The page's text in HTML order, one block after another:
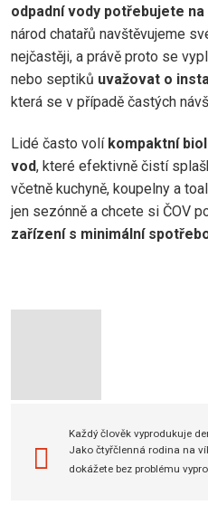
odpadní vody potřebujete
národ chatařů navštěvujeme
nejčastěji, a právě proto se
nebo septiků uvažovat o
která se v případě častých
Lidé často volí kompaktní
vod, které efektivně čistí
včetně kuchyně, koupelny a
jen sezónně a chcete si ČOV
zařízení s minimální
Každý člověk vyprodukuje
Jako čtyřčlenná rodina na
dokážete bez problému